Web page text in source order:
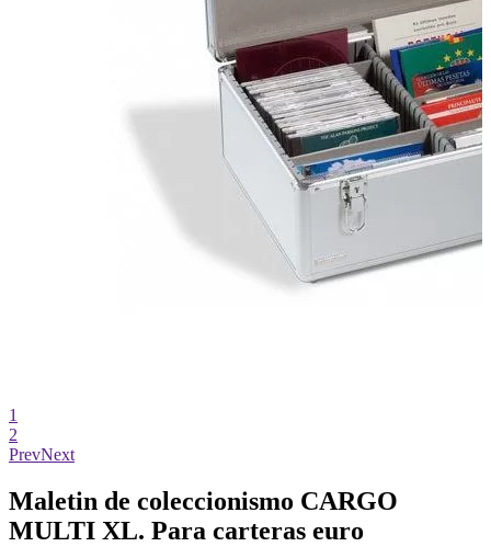
1
2
PrevNext
Maletin de coleccionismo CARGO
MULTI XL. Para carteras euro